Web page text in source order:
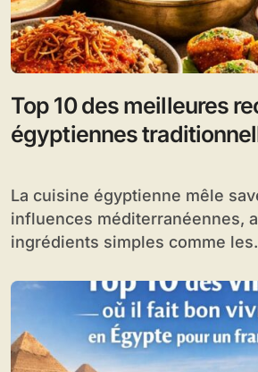
Top 10 des meilleures
égyptiennes
La cuisine égyptienne mêle saveurs antiques et
influences méditerranéennes,
ingrédients simples comme